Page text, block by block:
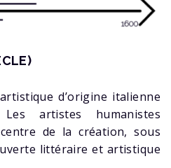
d’origine italienne
artistes humanistes
de la création, sous
littéraire et artistique